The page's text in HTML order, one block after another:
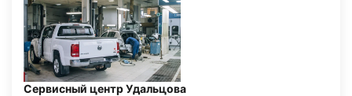
Сервисный центр Удальцова